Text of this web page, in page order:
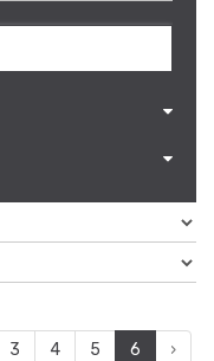
3 4 5 6 ›